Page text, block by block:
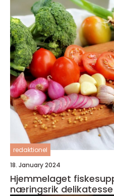
redaktionel
18. January 2024
Hjemmelaget
næringsrik delikatesse